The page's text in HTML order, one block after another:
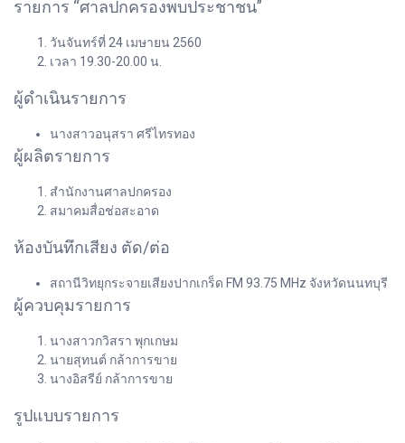
รายการ “ศาลปกครองพบประชาชน”
วันจันทร์ที่ 24 เมษายน 2560
เวลา 19.30-20.00 น.
ผู้ดำเนินรายการ
นางสาวอนุสรา ศรีไทรทอง
ผู้ผลิตรายการ
สำนักงานศาลปกครอง
สมาคมสื่อช่อสะอาด
ห้องบันทึกเสียง ตัด/ต่อ
สถานีวิทยุกระจายเสียงปากเกร็ด FM 93.75 MHz จังหวัดนนทบุรี
ผู้ควบคุมรายการ
นางสาวกวิสรา พุกเกษม
นายสุทนต์ กล้าการขาย
นางอิสรีย์ กล้าการขาย
รูปแบบรายการ